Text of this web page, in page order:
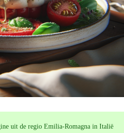
uit de regio Emilia-Romagna in Italië